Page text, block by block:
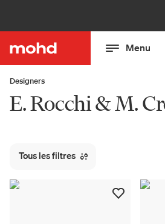
Menu
Designers
E. Rocchi & M.
Tous les filtres